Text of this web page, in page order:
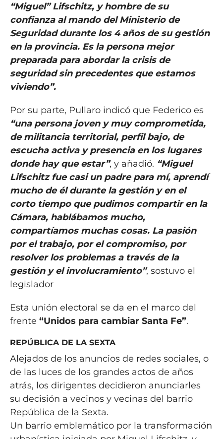
“Miguel” Lifschitz, y hombre de su
confianza al mando del Ministerio de
Seguridad durante los 4 años de su gestión
en la provincia. Es la persona mejor
preparada para abordar la crisis de
seguridad sin precedentes que estamos
viviendo”.
Por su parte, Pullaro indicó que Federico es
“una persona joven y muy comprometida,
de militancia territorial, perfil bajo, de
escucha activa y presencia en los lugares
donde hay que estar”, y añadió. “Miguel
Lifschitz fue casi un padre para mí, aprendí
mucho de él durante la gestión y en el
corto tiempo que pudimos compartir en la
Cámara, hablábamos mucho,
compartíamos muchas cosas. La pasión
por el trabajo, por el compromiso, por
resolver los problemas a través de la
gestión y el involucramiento”, sostuvo el
legislador
Esta unión electoral se da en el marco del
frente “Unidos para cambiar Santa Fe”.
REPÚBLICA DE LA SEXTA
Alejados de los anuncios de redes sociales, o
de las luces de los grandes actos de años
atrás, los dirigentes decidieron anunciarles
su decisión a vecinos y vecinas del barrio
República de la Sexta.
Un barrio emblemático por la transformación